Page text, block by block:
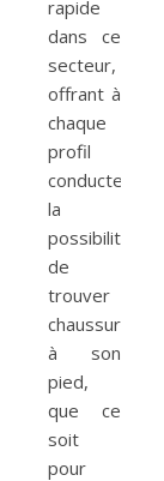
rapide
dans ce
secteur,
offrant à
chaque
profil
conducteur
la
possibilité
de
trouver
chaussure
à son
pied,
que ce
soit
pour